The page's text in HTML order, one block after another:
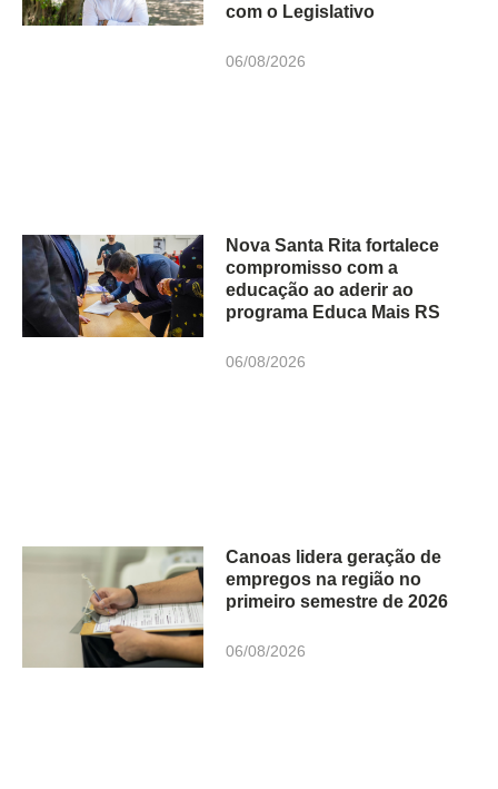
com o Legislativo
06/08/2026
Nova Santa Rita fortalece
compromisso com a
educação ao aderir ao
programa Educa Mais RS
06/08/2026
Canoas lidera geração de
empregos na região no
primeiro semestre de 2026
06/08/2026